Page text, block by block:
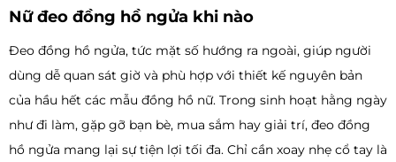
Nữ đeo đồng hồ ngửa khi nào
Đeo đồng hồ ngửa, tức mặt số hướng ra ngoài, giúp người
dùng dễ quan sát giờ và phù hợp với thiết kế nguyên bản
của hầu hết các mẫu đồng hồ nữ. Trong sinh hoạt hằng ngày
như đi làm, gặp gỡ bạn bè, mua sắm hay giải trí, đeo đồng
hồ ngửa mang lại sự tiện lợi tối đa. Chỉ cần xoay nhẹ cổ tay là